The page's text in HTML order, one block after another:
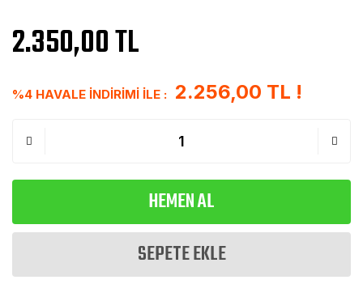
2.350,00 TL
%4 HAVALE İNDİRİMİ İLE : 2.256,00 TL !
HEMEN AL
SEPETE EKLE